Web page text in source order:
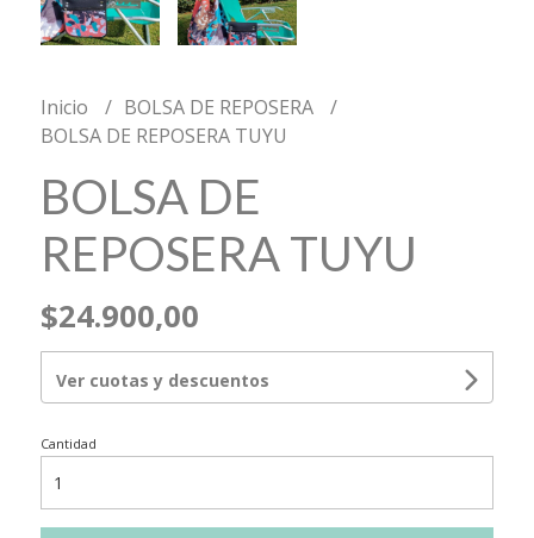
Inicio
BOLSA DE REPOSERA
BOLSA DE REPOSERA TUYU
BOLSA DE
REPOSERA TUYU
$24.900,00
Ver cuotas y descuentos
Cantidad